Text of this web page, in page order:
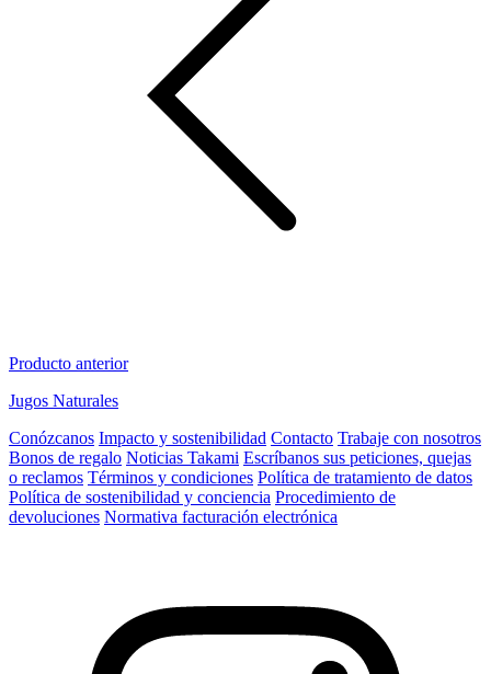
Producto anterior
Jugos Naturales
Conózcanos Impacto y sostenibilidad Contacto Trabaje con nosotros
Bonos de regalo Noticias Takami Escríbanos sus peticiones, quejas
o reclamos Términos y condiciones Política de tratamiento de datos
Política de sostenibilidad y conciencia Procedimiento de
devoluciones Normativa facturación electrónica